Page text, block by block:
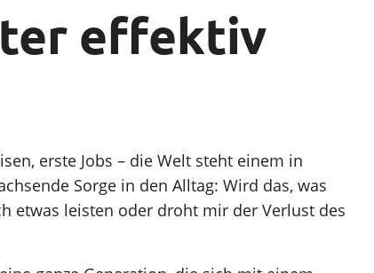
Vortrag finden
effektiv
erste Jobs – die Welt steht einem in
Sorge in den Alltag: Wird das, was
etwas leisten oder droht mir der Verlust des